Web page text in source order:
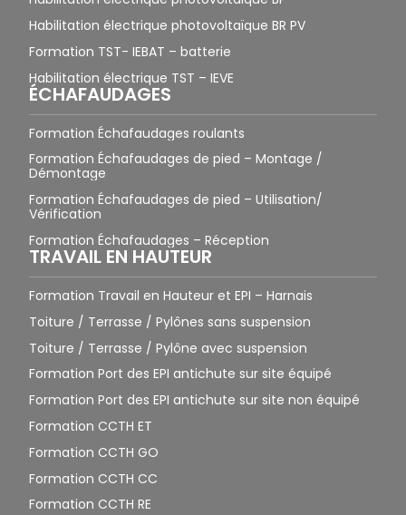
Habilitation électrique photovoltaïque BR PV
Formation TST- IEBAT – batterie
Habilitation électrique TST – IEVE
ÉCHAFAUDAGES
Formation Échafaudages roulants
Formation Échafaudages de pied – Montage /
Démontage
Formation Échafaudages de pied – Utilisation/
Vérification
Formation Échafaudages – Réception
TRAVAIL EN HAUTEUR
Formation Travail en Hauteur et EPI – Harnais
Toiture / Terrasse / Pylônes sans suspension
Toiture / Terrasse / Pylône avec suspension
Formation Port des EPI antichute sur site équipé
Formation Port des EPI antichute sur site non équipé
Formation CCTH ET
Formation CCTH GO
Formation CCTH CC
Formation CCTH RE